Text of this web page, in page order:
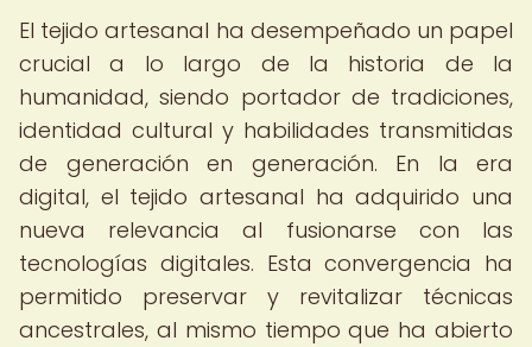
El tejido artesanal ha desempeñado un papel
crucial a lo largo de la historia de la
humanidad, siendo portador de tradiciones,
identidad cultural y habilidades transmitidas
de generación en generación. En la era
digital, el tejido artesanal ha adquirido una
nueva relevancia al fusionarse con las
tecnologías digitales. Esta convergencia ha
permitido preservar y revitalizar técnicas
ancestrales, al mismo tiempo que ha abierto